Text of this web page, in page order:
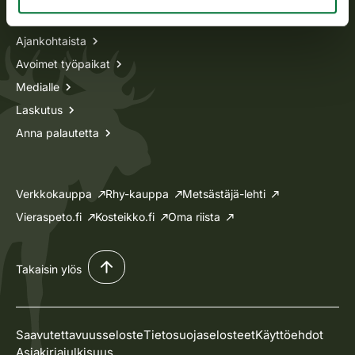
Ajankohtaista
Avoimet työpaikat
Medialle
Laskutus
Anna palautetta
Verkkokauppa Rhy-kauppa
Metsästäjä-lehti
Vieraspeto.fi
Kosteikko.fi Oma riista
Takaisin ylös
SaavutettavuusselosteTietosuojaselosteetKäyttöehdot